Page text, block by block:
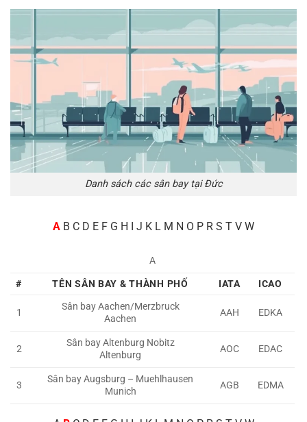
Danh sách các sân bay tại Đức
A B C D E F G H I J K L M N O P R S T V W
A
#
TÊN SÂN BAY & THÀNH PHỐ IATA ICAO
1
Sân bay Aachen/Merzbruck
Aachen
AAH EDKA
2
Sân bay Altenburg Nobitz
Altenburg
AOC EDAC
3
Sân bay Augsburg – Muehlhausen
Munich
AGB EDMA